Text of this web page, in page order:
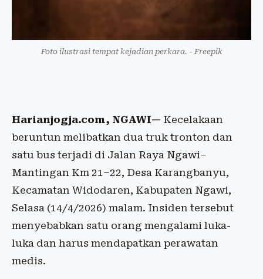
Foto ilustrasi tempat kejadian perkara. - Freepik
Harianjogja.com, NGAWI— Kecelakaan
beruntun melibatkan dua truk tronton dan
satu bus terjadi di Jalan Raya Ngawi–
Mantingan Km 21–22, Desa Karangbanyu,
Kecamatan Widodaren, Kabupaten Ngawi,
Selasa (14/4/2026) malam. Insiden tersebut
menyebabkan satu orang mengalami luka-
luka dan harus mendapatkan perawatan
medis.